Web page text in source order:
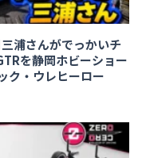
浦さんがでっかいチ
を静岡ホビーショー
ク・ウレヒーロー